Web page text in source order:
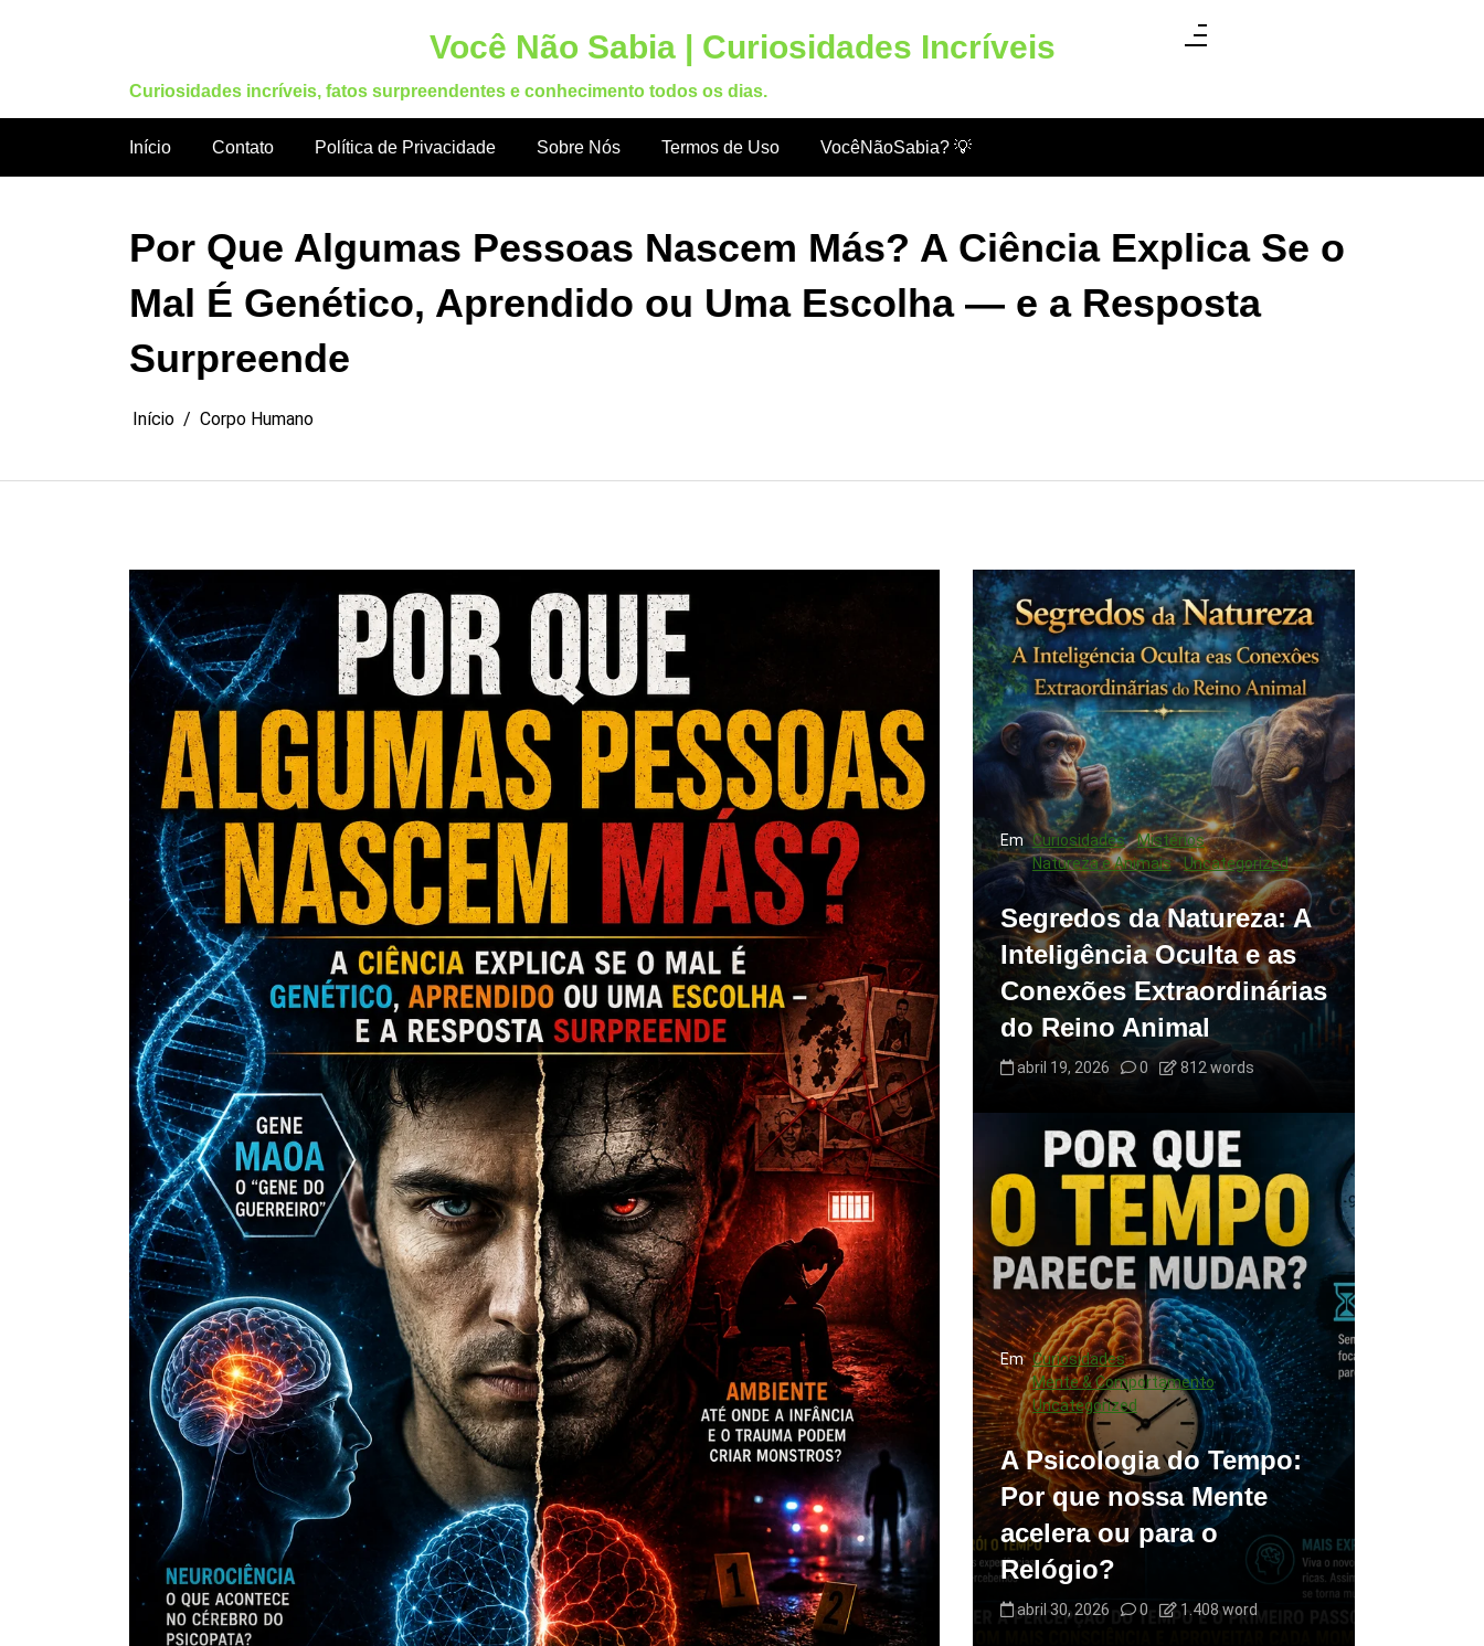
Você Não Sabia | Curiosidades Incríveis
Curiosidades incríveis, fatos surpreendentes e conhecimento todos os dias.
Início Contato Política de Privacidade Sobre Nós Termos de Uso VocêNãoSabia? 💡
Por Que Algumas Pessoas Nascem Más? A Ciência Explica Se o
Mal É Genético, Aprendido ou Uma Escolha — e a Resposta
Surpreende
Início Corpo Humano
Em Curiosidades
Mistérios
Natureza e Animais
Uncategorized
Segredos da Natureza: A
Inteligência Oculta e as
Conexões Extraordinárias
do Reino Animal
abril 19, 2026 0 812 words
Em Curiosidades
Mente & Comportamento
Uncategorized
A Psicologia do Tempo:
Por que nossa Mente
acelera ou para o
Relógio?
abril 30, 2026 0 1.408 word